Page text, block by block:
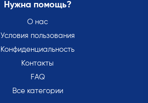
Нужна помощь?
О нас
Условия пользования
Конфиденциальность
Контакты
FAQ
Все категории